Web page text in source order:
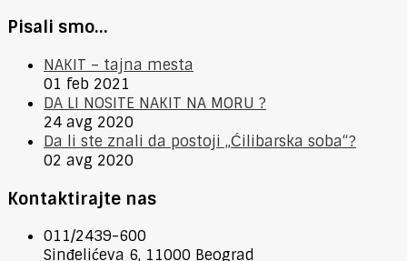
Pisali smo…
NAKIT – tajna mesta
01 feb 2021
DA LI NOSITE NAKIT NA MORU ?
24 avg 2020
Da li ste znali da postoji „Ćilibarska soba“?
02 avg 2020
Kontaktirajte nas
011/2439-600
Sinđelićeva 6, 11000 Beograd